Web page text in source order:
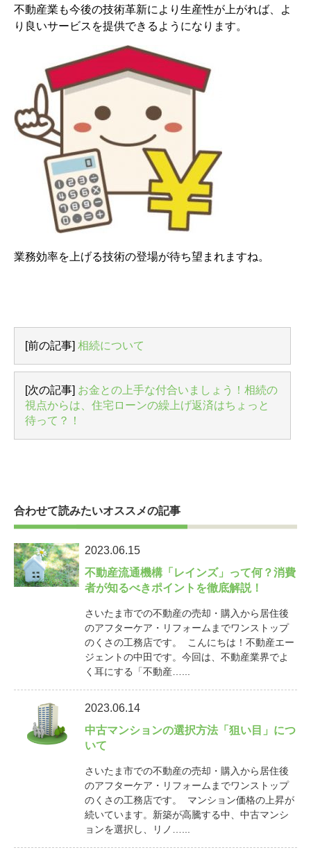
不動産業も今後の技術革新により生産性が上がれば、よ
り良いサービスを提供できるようになります。
業務効率を上げる技術の登場が待ち望まれますね。
[前の記事] 相続について
[次の記事] お金との上手な付合いましょう！相続の
視点からは、住宅ローンの繰上げ返済はちょっと
待って？！
合わせて読みたいオススメの記事
2023.06.15
不動産流通機構「レインズ」って何？消費
者が知るべきポイントを徹底解説！
さいたま市での不動産の売却・購入から居住後
のアフターケア・リフォームまでワンストップ
のくさの工務店です。 こんにちは！不動産エー
ジェントの中田です。今回は、不動産業界でよ
く耳にする「不動産…...
2023.06.14
中古マンションの選択方法「狙い目」につ
いて
さいたま市での不動産の売却・購入から居住後
のアフターケア・リフォームまでワンストップ
のくさの工務店です。 マンション価格の上昇が
続いています。新築が高騰する中、中古マンシ
ョンを選択し、リノ…...